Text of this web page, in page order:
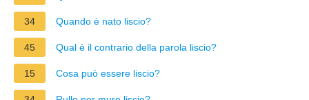
34 Quando è nato liscio?
45 Qual è il contrario della parola liscio?
15 Cosa può essere liscio?